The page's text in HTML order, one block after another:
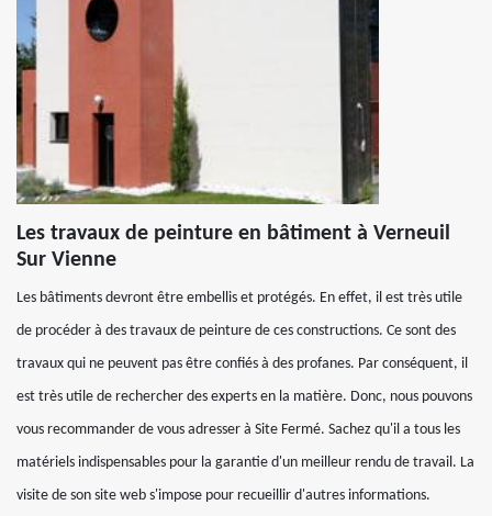
Les travaux de peinture en bâtiment à Verneuil
Sur Vienne
Les bâtiments devront être embellis et protégés. En effet, il est très utile
de procéder à des travaux de peinture de ces constructions. Ce sont des
travaux qui ne peuvent pas être confiés à des profanes. Par conséquent, il
est très utile de rechercher des experts en la matière. Donc, nous pouvons
vous recommander de vous adresser à Site Fermé. Sachez qu'il a tous les
matériels indispensables pour la garantie d'un meilleur rendu de travail. La
visite de son site web s'impose pour recueillir d'autres informations.